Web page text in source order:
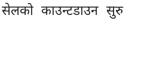
काउन्टडाउन सुरु